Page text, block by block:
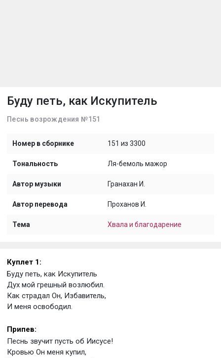
Буду петь, как Искупитель
Песнь возрождения №151
Номер в сборнике 151 из 3300
Тональность Ля-бемоль мажор
Автор музыки Гранахан И.
Автор перевода Проханов И.
Тема Хвала и благодарение
Куплет 1:
Буду петь, как Искупитель
Дух мой грешный возлюбил.
Как страдал Он, Избавитель,
И меня освободил.
Припев:
Песнь звучит пусть об Иисусе!
Кровью Он меня купил,